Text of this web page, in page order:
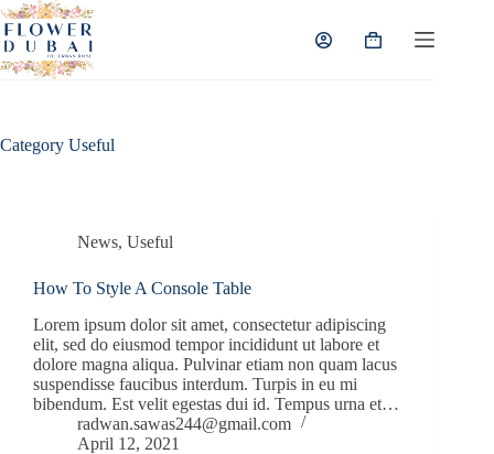
Skip
to
content
Shopping
Category Useful
News, Useful
How To Style A Console Table
Lorem ipsum dolor sit amet, consectetur adipiscing
elit, sed do eiusmod tempor incididunt ut labore et
dolore magna aliqua. Pulvinar etiam non quam lacus
suspendisse faucibus interdum. Turpis in eu mi
bibendum. Est velit egestas dui id. Tempus urna et…
radwan.sawas244@gmail.com
April 12, 2021